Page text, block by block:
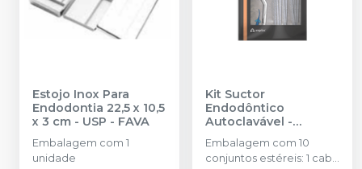
Estojo Inox Para
Endodontia 22,5 x 10,5
x 3 cm - USP - FAVA
Embalagem com 1
unidade
Kit Suctor
Endodôntico
Autoclavável -
ANGELUS
Embalagem com 10
conjuntos estéreis: 1 cabo